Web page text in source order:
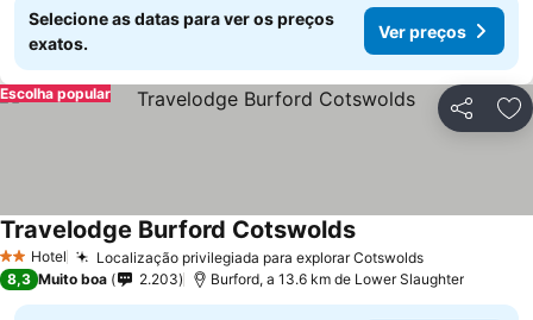
Selecione as datas para ver os preços
exatos.
Ver preços
Partilhar
Escolha popular
2 Estrelas
Hotel Localização privilegiada para explorar CotswoldsVer preços
Travelodge Burford CotswoldsVer preços
8,3 Muito boa 2.203 Burford, a 13.6 km de Lower Slaughter